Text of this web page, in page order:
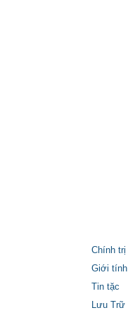
Chính trị
Giới tính
Tin tặc
Lưu Trữ